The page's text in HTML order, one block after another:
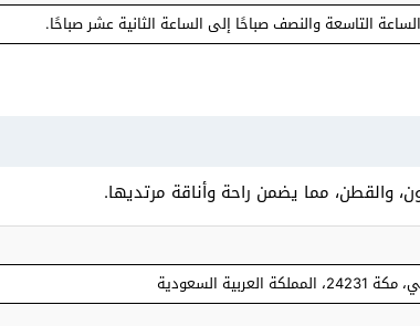
التاسعة والنصف صباحًا إلى الساعة الثانية عشر صباحًا.
والقطن، مما يضمن راحة وأناقة مرتديها.